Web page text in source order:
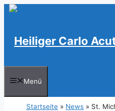
Zum
springen
Heiliger Carlo
Menü
Startseite » News » St.